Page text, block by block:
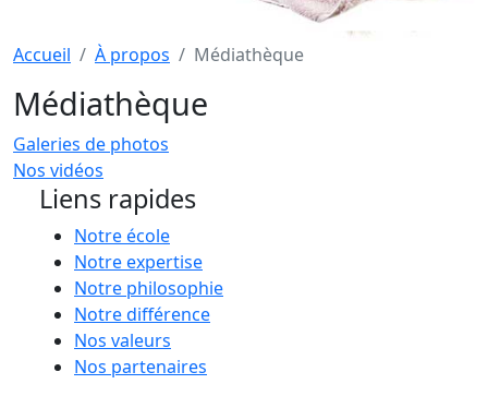
Accueil À propos Médiathèque
Médiathèque
Galeries de photos
Nos vidéos
Liens rapides
Notre école
Notre expertise
Notre philosophie
Notre différence
Nos valeurs
Nos partenaires